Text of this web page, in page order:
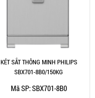
KÉT SẮT THÔNG MINH PHILIPS
SBX701-8B0/150KG
Mã SP: SBX701-8B0